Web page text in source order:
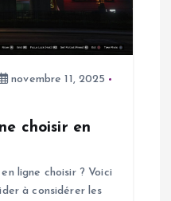
novembre 11, 2025
choisir en
ligne choisir ? Voici
à considérer les